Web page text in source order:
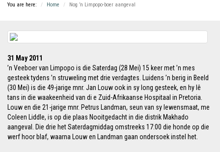
You are here: Home Nog ’n Limpopo-boer aangeval
31 May 2011
’n Veeboer van Limpopo is die Saterdag (28 Mei) 15 keer met ’n mes
gesteek tydens ’n struweling met drie verdagtes. Luidens ’n berig in Beeld
(30 Mei) is die 49-jarige mnr. Jan Louw ook in sy long gesteek, en hy lê
tans in die waakeenheid van di e Zuid-Afrikaanse Hospitaal in Pretoria.
Louw en die 21-jarige mnr. Petrus Landman, seun van sy lewensmaat, me
Coleen Liddle, is op die plaas Nooitgedacht in die distrik Makhado
aangeval. Die drie het Saterdagmiddag omstreeks 17:00 die honde op die
werf hoor blaf, waarna Louw en Landman gaan ondersoek instel het.